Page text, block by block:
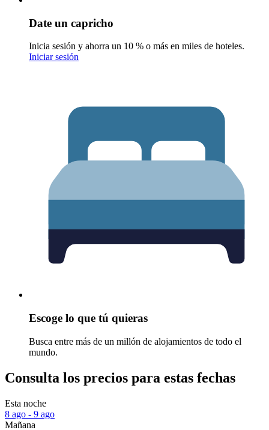
Date un capricho
Inicia sesión y ahorra un 10 % o más en miles de hoteles.
Iniciar sesión
Escoge lo que tú quieras
Busca entre más de un millón de alojamientos de todo el
mundo.
Consulta los precios para estas fechas
Esta noche
8 ago - 9 ago
Mañana